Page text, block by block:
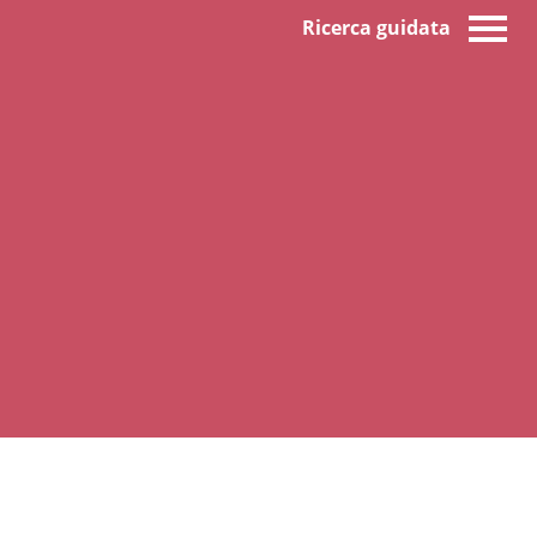
Ricerca guidata